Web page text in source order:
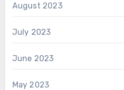
August 2023
July 2023
June 2023
May 2023